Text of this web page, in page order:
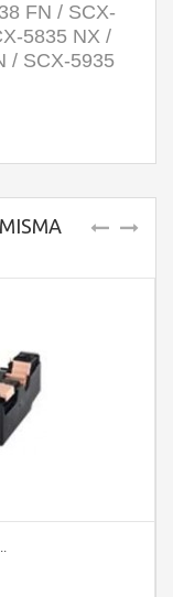
FN / SCX-
5835 NX /
/ SCX-5935